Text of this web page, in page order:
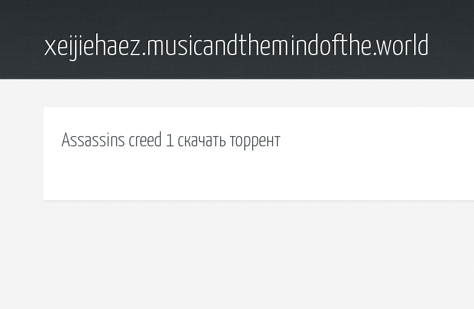
xeijiehaez.musicandthemindofthe.world
Assassins creed 1 скачать торрент